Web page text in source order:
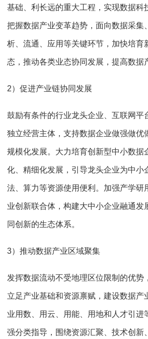
基础、利长远的重大工程，实现数据科
把握数据产业变革趋势，面向数据采集
析、流通、应用等关键环节，加快培育
态，推动各类业态协同发展，提高数据
2）促进产业链协同发展
鼓励有条件的行业龙头企业、互联网平
独立经营主体，支持数据企业做强做优
规模化发展。大力培育创新型中小数据
化、精细化发展，引导龙头企业为中小
法、算力等资源使用便利。加强产学研
业创新联合体，构建大中小企业融通发
同创新的生态体系。
3）推动数据产业区域聚集
发挥数据流动不受地理区位限制的优势
立足产业基础和资源禀赋，建设数据产
业用数、用云、用能、用地和人才引进
强分类指导，围绕资源汇聚、技术创新